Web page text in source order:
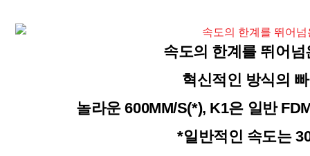
속도의 한계를 뛰어
혁신적인 방식의
놀라운 600MM/S(*), K1은 일반
*일반적인 속도는